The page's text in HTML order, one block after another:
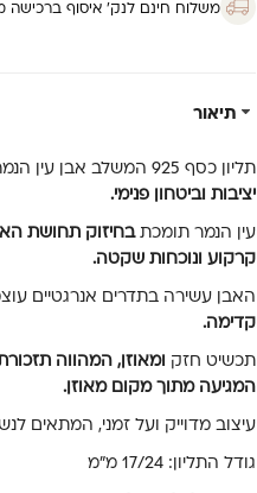
-
משלוח חינם לנק’ איסוף ברכישה מעל
תיאור
תליון כסף 925 המשלב אבן עין הנמר בגימור חלק וצורה גיאומטרית נקייה, יוצר תדר אנרגטי של
יציבות וביטחון פנימי.
עין הנמר תומכתבחיזוק תחושת
קרקוע ונוכחות שקטה.
האבן עשירה בתדרים אנרגטיים
קדימה.
תכשיט חזק ומאוזן,המהווה
המגיעה מתוך מקום מאוזן.
עיצוב מדוייק ועל זמני, המתאים
גודל התליון: 17/24 מ”מ